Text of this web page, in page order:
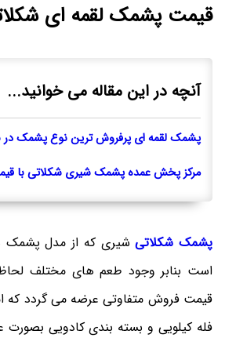
قیمت پشمک لقمه ای
آنچه در این مقاله می خوانید...
پشمک لقمه ای پرفروش ترین نوع پشمک در
مرکز پخش عمده پشمک شیری شکلاتی با
پشمک شکلاتیشیری که از مدل پشمک
است بنابر وجود طعم های مختلف لحاظ
قیمت فروش متفاوتی عرضه می گردد که
فله کیلویی و بسته بندی کادویی